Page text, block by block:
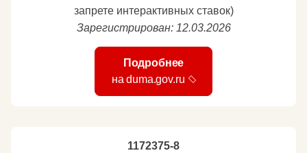
запрете интерактивных ставок)
Зарегистрирован: 12.03.2026
Подробнее
на duma.gov.ru
1172375-8